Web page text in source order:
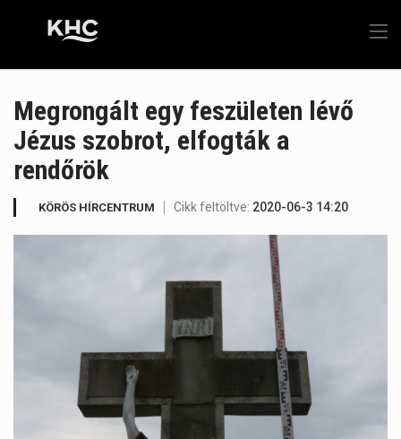
Megrongált egy feszületen lévő
Jézus szobrot, elfogták a
rendőrök
KÖRÖS HÍRCENTRUM Cikk feltöltve: 2020-06-3 14:20